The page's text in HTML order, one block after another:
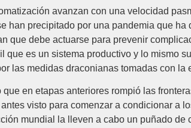
avanzan con una velocidad
han precipitado por una pandemia que
que debe actuarse para prevenir
que es un sistema productivo y lo mismo
las medidas draconianas tomadas con la
que en etapas anteriores rompió las
visto para comenzar a condicionar a
mundial la lleven a cabo un puñado